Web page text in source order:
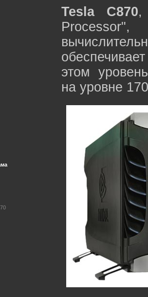
Tesla C870,
этом
на уровне